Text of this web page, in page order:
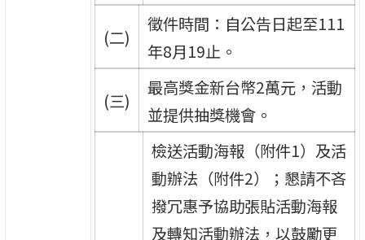
(二)
徵件時間：自公告日起至111
年8月19止。
(三)
最高獎金新台幣2萬元，活動
並提供抽獎機會。
檢送活動海報（附件1）及活
動辦法（附件2）；懇請不吝
撥冗惠予協助張貼活動海報
及轉知活動辦法，以鼓勵更